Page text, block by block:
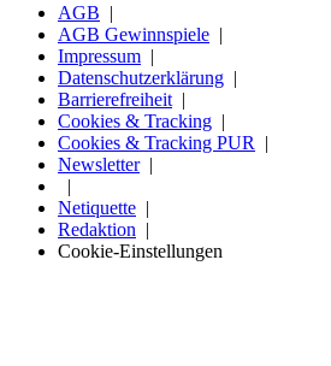
AGB
AGB Gewinnspiele
Impressum
Datenschutzerklärung
Barrierefreiheit
Cookies & Tracking
Cookies & Tracking PUR
Newsletter
Netiquette
Redaktion
Cookie-Einstellungen